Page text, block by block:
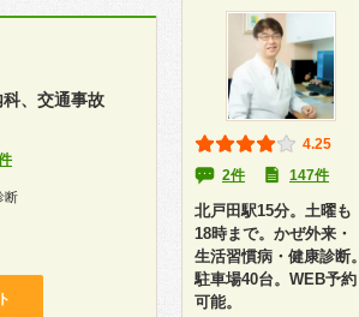
、交通事故
断
4.25
2件
147件
北戸田駅15分。土曜も
18時まで。かぜ外来・
生活習慣病・健康診断。
駐車場40台。WEB予約
可能。